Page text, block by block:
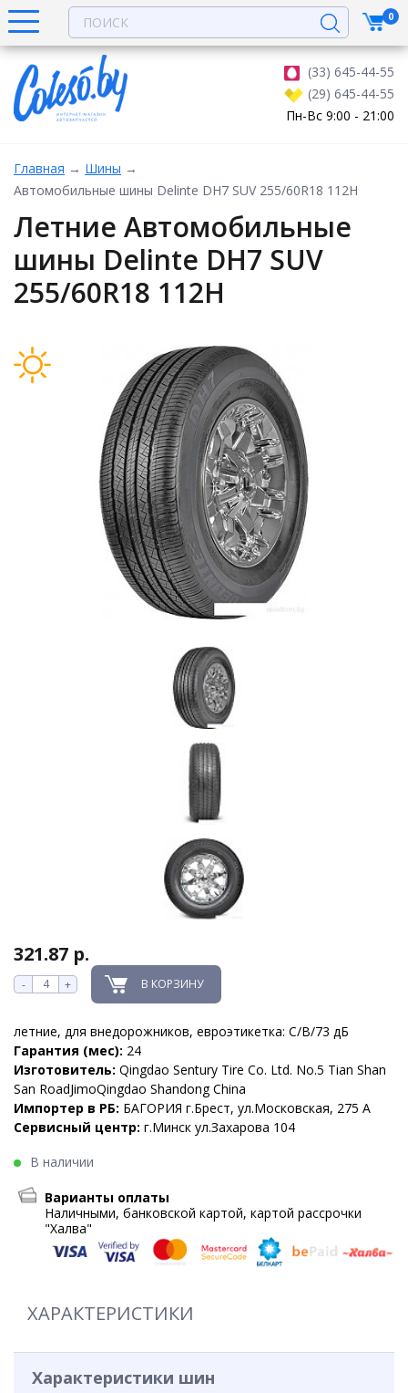
(33) 645-44-55
(29) 645-44-55
Пн-Вс 9:00 - 21:00
0
Главная → Шины →
Автомобильные шины Delinte DH7 SUV 255/60R18 112H
Летние Автомобильные
шины Delinte DH7 SUV
255/60R18 112H
321.87 р.
- + В КОРЗИНУ
летние, для внедорожников, евроэтикетка: C/B/73 дБ
Гарантия (мес): 24
Изготовитель: Qingdao Sentury Tire Co. Ltd. No.5 Tian Shan
San RoadJimoQingdao Shandong China
Импортер в РБ: БАГОРИЯ г.Брест, ул.Московская, 275 А
Сервисный центр: г.Минск ул.Захарова 104
В наличии
Варианты оплаты
Наличными, банковской картой, картой рассрочки
"Халва"
ХАРАКТЕРИСТИКИ
Характеристики шин